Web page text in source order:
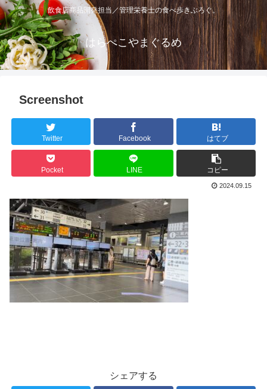
飲食店商品開発担当／管理栄養士の食べ歩きぶろぐ。
はらぺこやまぐるめ
Screenshot
Twitter Facebook はてブ
Pocket LINE コピー
2024.09.15
シェアする